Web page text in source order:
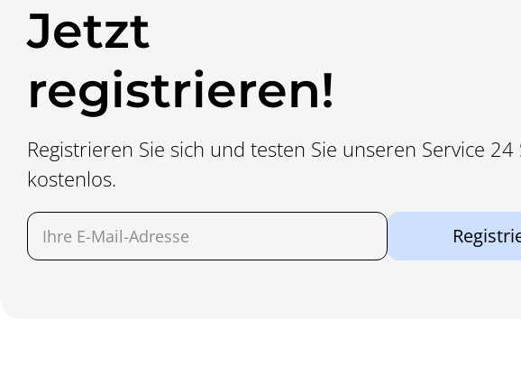
Jetzt
registrieren!
Registrieren Sie sich und testen Sie unseren Service 24
kostenlos.